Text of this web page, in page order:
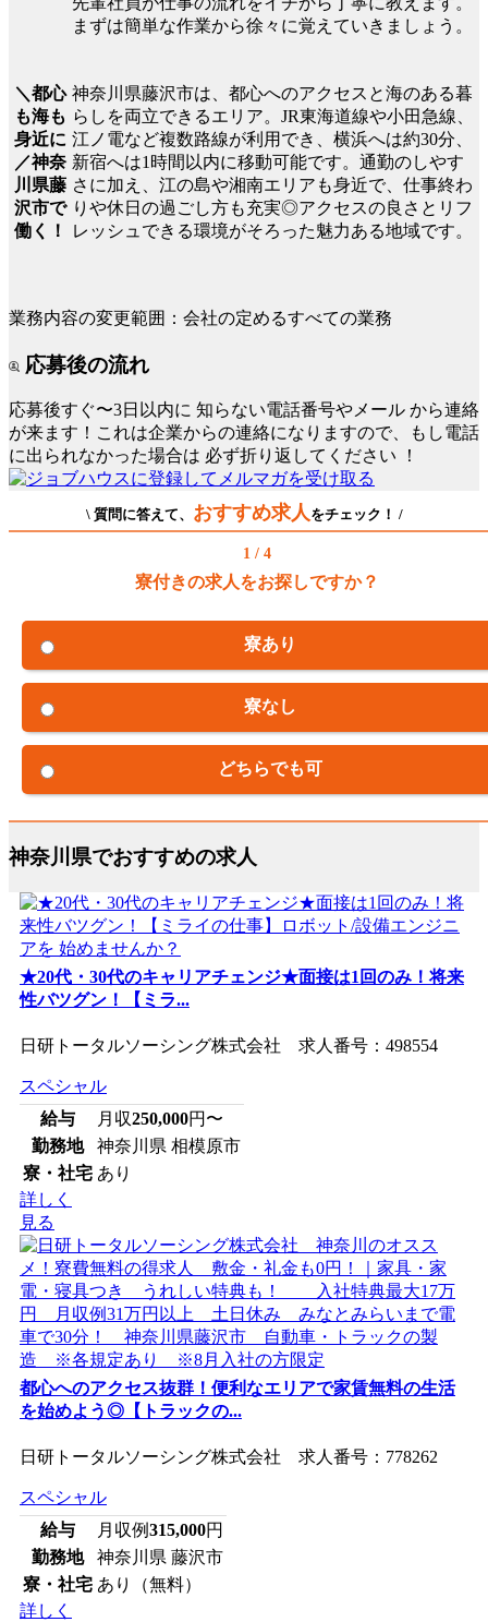
まずは簡単な作業から徐々に覚えていきましょう。
＼都心
も海も
身近に
／神奈
川県藤
沢市で
働く！
神奈川県藤沢市は、都心へのアクセスと海のある暮
らしを両立できるエリア。JR東海道線や小田急線、
江ノ電など複数路線が利用でき、横浜へは約30分、
新宿へは1時間以内に移動可能です。通勤のしやす
さに加え、江の島や湘南エリアも身近で、仕事終わ
りや休日の過ごし方も充実◎アクセスの良さとリフ
レッシュできる環境がそろった魅力ある地域です。
業務内容の変更範囲：会社の定めるすべての業務
応募後の流れ
応募後すぐ〜3日以内に 知らない電話番号やメール から連絡
が来ます！これは企業からの連絡になりますので、もし電話
に出られなかった場合は 必ず折り返してください ！
\ 質問に答えて、 おすすめ求人をチェック！ /
1 / 4
寮付きの求人をお探しですか？
寮あり
寮なし
どちらでも可
神奈川県でおすすめの求人
★20代・30代のキャリアチェンジ★面接は1回のみ！将来
性バツグン！【ミラ...
日研トータルソーシング株式会社 求人番号：498554
スペシャル
給与
月収250,000円〜
勤務地
神奈川県 相模原市
寮・社宅 あり
詳しく
見る
都心へのアクセス抜群！便利なエリアで家賃無料の生活
を始めよう◎【トラックの...
日研トータルソーシング株式会社 求人番号：778262
スペシャル
給与
月収例315,000円
勤務地
神奈川県 藤沢市
寮・社宅 あり（無料）
詳しく